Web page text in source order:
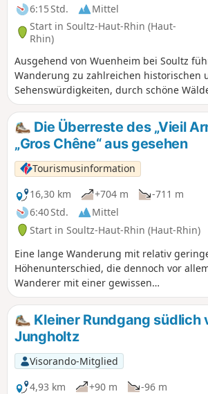
6:15 Std.
Mittel
Start in Soultz-Haut-Rhin (Haut-
Rhin)
Ausgehend von Wuenheim bei Soultz
Wanderung zu zahlreichen historischen
Sehenswürdigkeiten, durch schöne
Ausläufern der Vogesen bis zum Col
Crêtes, vorbei an historischen Stätten
in der Nähe des Hartmannswillerkopf:
Baratin-Bunker und Sicurani-Kapelle,
den Bergbauerngasthof Kohlschlag,
Sainte Anne, die Basilika Notre-Dame de
den jüdischen Friedhof von Jungholtz.
Die Überreste des „Vieil
„Gros Chêne“ aus gesehen
Tourismusinformation
16,30 km
+704 m
-711 m
6:40 Std.
Mittel
Start in Soultz-Haut-Rhin (Haut-Rhin)
Eine lange Wanderung mit relativ
Höhenunterschied, die dennoch vor
Wanderer mit einer gewissen
Wandererfahrung.
kommen bei der Durchquerung des
Schlachtfelds von Vieil Armand oder
Hartmannswillerkopf und bei der
Entdeckung zahlreicher Denkmäler zur
Geschichte des Ersten Weltkriegs voll auf
ihre Kosten.
Kleiner Rundgang südlich
Jungholtz
Visorando-Mitglied
4,93 km
+90 m
-96 m